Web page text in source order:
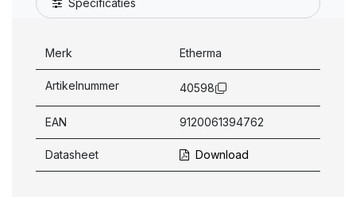
Specificaties
Merk Etherma
Artikelnummer 40598
EAN 9120061394762
Datasheet Download